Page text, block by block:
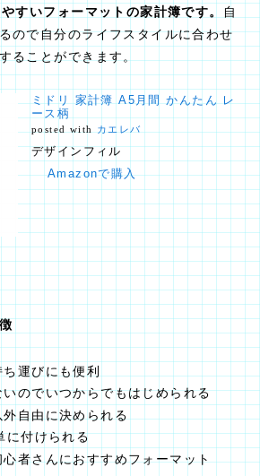
すいフォーマットの家計簿です。
自
ので自分のライフスタイルに合わせ
ることができます。
ミドリ 家計簿 A5月間 かんたん レ
ース柄
posted withカエレバ
デザインフィル
Amazonで購入
運びにも便利
のでいつからでもはじめられる
自由に決められる
に付けられる
者さんにおすすめフォーマット